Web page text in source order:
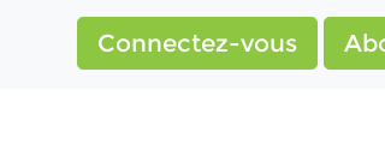
Connectez-vous